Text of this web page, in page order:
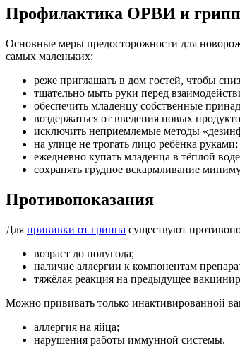
Профилактика ОРВИ и
Основные меры предосторожности для
самых маленьких:
реже приглашать в дом гостей, чтобы
тщательно мыть руки перед
обеспечить младенцу собственные
воздержаться от введения новых
исключить неприемлемые методы
на улице не трогать лицо ребёнка руками;
ежедневно купать младенца в тёплой
сохранять грудное вскармливание
Противопоказания
Для прививки от гриппа существуют
возраст до полугода;
наличие аллергии к компонентам
тяжёлая реакция на предыдущее
Можно прививать только инактивированной
аллергия на яйца;
нарушения работы иммунной системы.